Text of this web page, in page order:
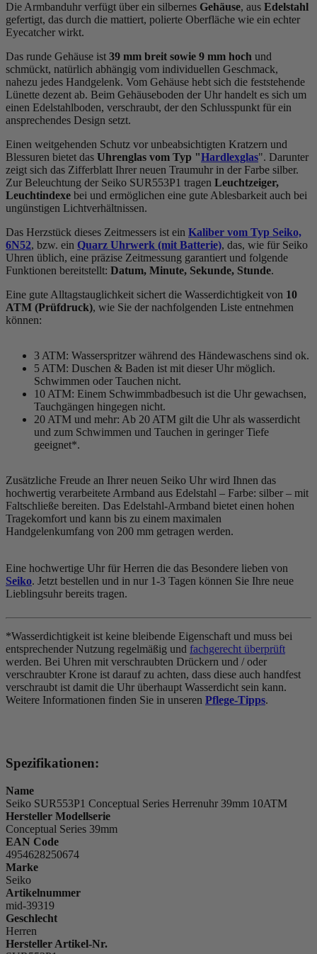
Die Armbanduhr verfügt über ein silbernes Gehäuse, aus Edelstahl
gefertigt, das durch die mattiert, polierte Oberfläche wie ein echter
Eyecatcher wirkt.
Das runde Gehäuse ist 39 mm breit sowie 9 mm hoch und
schmückt, natürlich abhängig vom individuellen Geschmack,
nahezu jedes Handgelenk. Vom Gehäuse hebt sich die feststehende
Lünette dezent ab. Beim Gehäuseboden der Uhr handelt es sich um
einen Edelstahlboden, verschraubt, der den Schlusspunkt für ein
ansprechendes Design setzt.
Einen weitgehenden Schutz vor unbeabsichtigten Kratzern und
Blessuren bietet das Uhrenglas vom Typ "Hardlexglas". Darunter
zeigt sich das Zifferblatt Ihrer neuen Traumuhr in der Farbe silber.
Zur Beleuchtung der Seiko SUR553P1 tragen Leuchtzeiger,
Leuchtindexe bei und ermöglichen eine gute Ablesbarkeit auch bei
ungünstigen Lichtverhältnissen.
Das Herzstück dieses Zeitmessers ist ein Kaliber vom Typ Seiko,
6N52, bzw. ein Quarz Uhrwerk (mit Batterie), das, wie für Seiko
Uhren üblich, eine präzise Zeitmessung garantiert und folgende
Funktionen bereitstellt: Datum, Minute, Sekunde, Stunde.
Eine gute Alltagstauglichkeit sichert die Wasserdichtigkeit von 10
ATM (Prüfdruck), wie Sie der nachfolgenden Liste entnehmen
können:
3 ATM: Wasserspritzer während des Händewaschens sind ok.
5 ATM: Duschen & Baden ist mit dieser Uhr möglich.
Schwimmen oder Tauchen nicht.
10 ATM: Einem Schwimmbadbesuch ist die Uhr gewachsen,
Tauchgängen hingegen nicht.
20 ATM und mehr: Ab 20 ATM gilt die Uhr als wasserdicht
und zum Schwimmen und Tauchen in geringer Tiefe
geeignet*.
Zusätzliche Freude an Ihrer neuen Seiko Uhr wird Ihnen das
hochwertig verarbeitete Armband aus Edelstahl – Farbe: silber – mit
Faltschließe bereiten. Das Edelstahl-Armband bietet einen hohen
Tragekomfort und kann bis zu einem maximalen
Handgelenkumfang von 200 mm getragen werden.
Eine hochwertige Uhr für Herren die das Besondere lieben von
Seiko. Jetzt bestellen und in nur 1-3 Tagen können Sie Ihre neue
Lieblingsuhr bereits tragen.
*Wasserdichtigkeit ist keine bleibende Eigenschaft und muss bei
entsprechender Nutzung regelmäßig und fachgerecht überprüft
werden. Bei Uhren mit verschraubten Drückern und / oder
verschraubter Krone ist darauf zu achten, dass diese auch handfest
verschraubt ist damit die Uhr überhaupt Wasserdicht sein kann.
Weitere Informationen finden Sie in unseren Pflege-Tipps.
Spezifikationen:
Name
Seiko SUR553P1 Conceptual Series Herrenuhr 39mm 10ATM
Hersteller Modellserie
Conceptual Series 39mm
EAN Code
4954628250674
Marke
Seiko
Artikelnummer
mid-39319
Geschlecht
Herren
Hersteller Artikel-Nr.